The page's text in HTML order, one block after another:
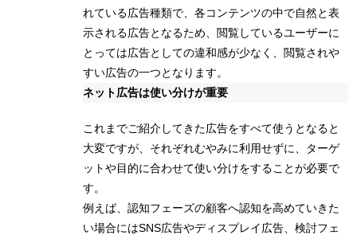
れている広告種類で、各コンテンツの中で自然と表
示される広告となるため、閲覧しているユーザーに
とっては広告としての違和感が少なく、閲覧されや
すい広告の一つとなります。
ネット広告は使い分けが重要
これまでご紹介してきた広告をすべて使うとなると
大変ですが、それぞれむやみに利用せずに、ターゲ
ットや目的に合わせて使い分けをすることが必要で
す。
例えば、認知フェーズの顧客へ認知を高めていきた
い場合にはSNS広告やディスプレイ広告、検討フェ